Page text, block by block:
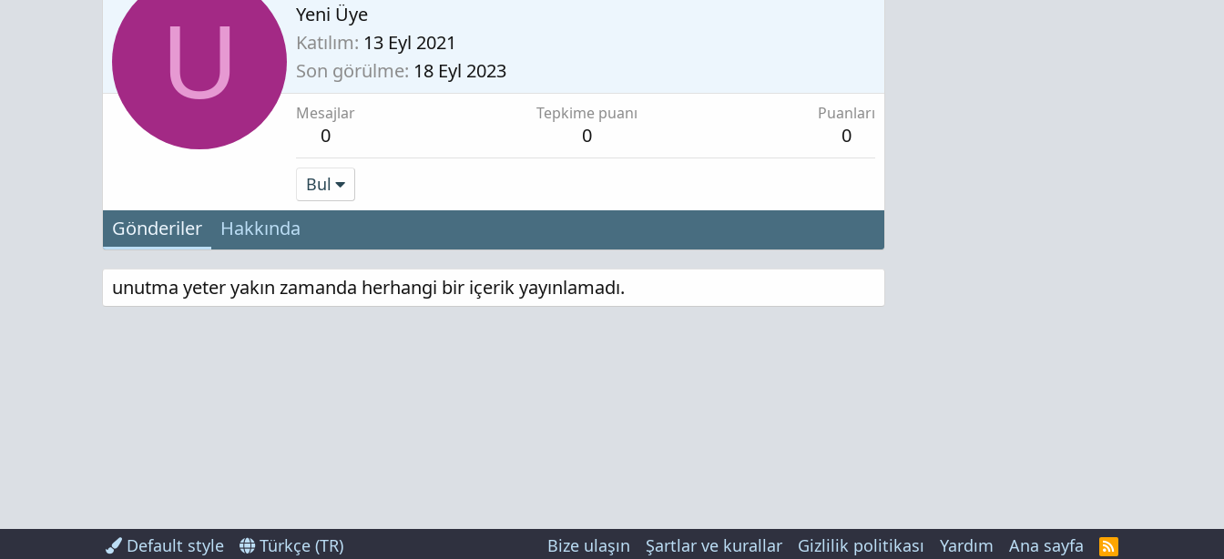
U
Yeni Üye
Katılım 13 Eyl 2021
Son görülme 18 Eyl 2023
Mesajlar
0
Tepkime puanı
0
Puanları
0
Bul
Gönderiler Hakkında
unutma yeter yakın zamanda herhangi bir içerik yayınlamadı.
Default style Türkçe (TR) Bize ulaşın Şartlar ve kurallar Gizlilik politikası Yardım Ana sayfa